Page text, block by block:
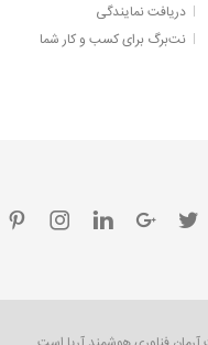
دریافت نمایندگی
نت‌برگ برای کسب و کار شما